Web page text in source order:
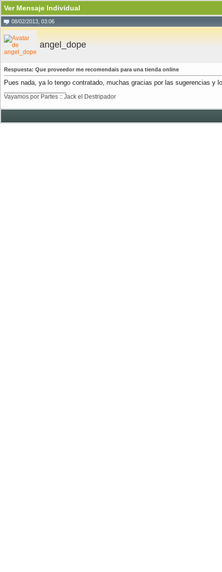
Ver Mensaje Individual
08/02/2013, 03:06
angel_dope
Respuesta: Que proveedor me recomendais para una tienda online
Pues nada, ya lo tengo contratado, muchas gracias por las sugerencias y
Vayamos por Partes :: Jack el Destripador